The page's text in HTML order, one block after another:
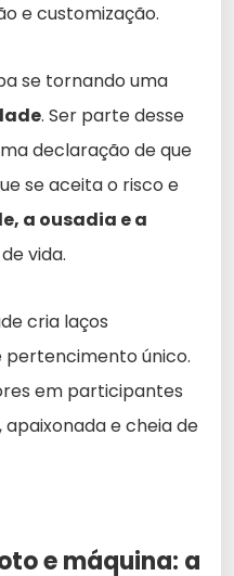
e customização.
se tornando uma
. Ser parte desse
declaração de que
se aceita o risco e
a ousadia e a
vida.
cria laços
pertencimento único.
em participantes
e cheia de
e máquina: a